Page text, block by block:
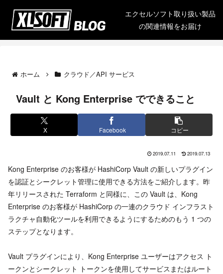
エクセルソフト取り扱い製品
の関連情報をお届け
ホーム クラウド／API サービス
Vault と Kong Enterprise でできること
X Facebook コピー
2019.07.11 2019.07.13
Kong Enterprise のお客様が HashiCorp Vault の新しいプラグイン
を認証とシークレット管理に使用できる方法をご紹介します。昨
年リリースされた Terraform と同様に、この Vault は、Kong
Enterprise のお客様が HashiCorp の一連のクラウド インフラスト
ラクチャ自動化ツールを利用できるようにするためのもう 1 つの
ステップとなります。
Vault プラグインにより、Kong Enterprise ユーザーはアクセス ト
ークンとシークレット トークンを使用してサービスまたはルート